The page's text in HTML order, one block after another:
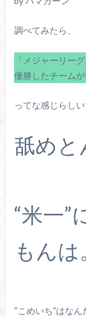
調べてみたら、
「メジャーリー
優勝したチーム
ってな感じらしい
舐めと
“米一”
もんは
“こめいち”はなん